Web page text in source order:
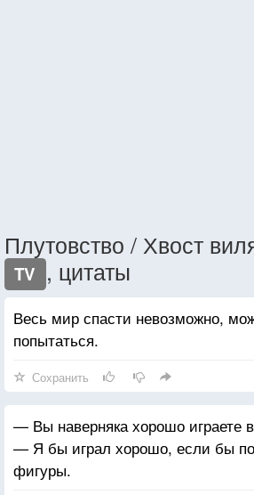
Плутовство / Хвост
TV , цитаты
Весь мир спасти невозможно,
попытаться.
Сохранить
— Вы наверняка хорошо играете
— Я бы играл хорошо, если бы
фигуры.